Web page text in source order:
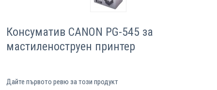
Консуматив CANON PG-545 за
мастиленоструен принтер
Дайте първото ревю за този продукт